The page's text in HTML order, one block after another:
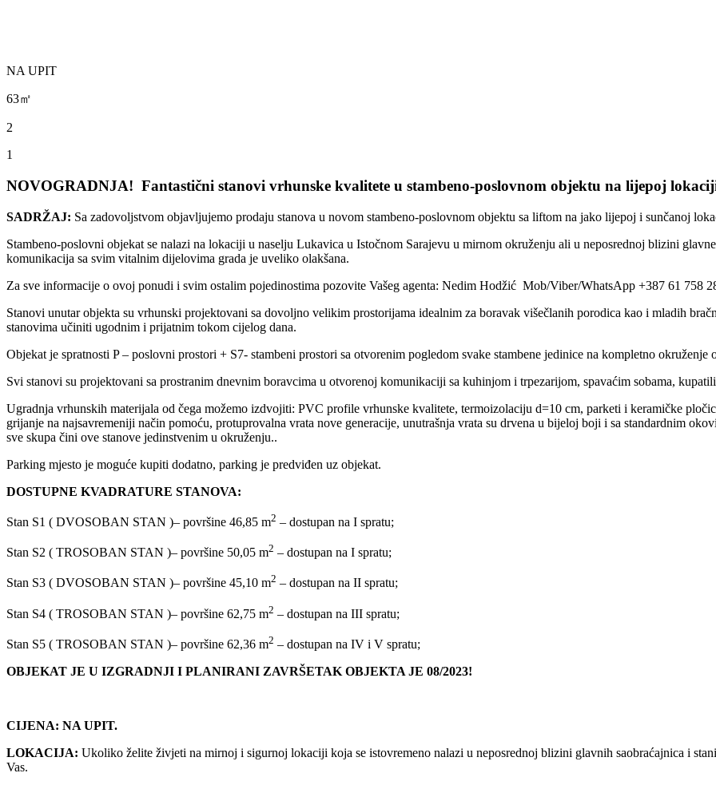
NA UPIT
63㎡
2
1
NOVOGRADNJA! Fantastični stanovi vrhunske kvalitete u stambeno-poslovnom objektu na lijepoj
SADRŽAJ: Sa zadovoljstvom objavljujemo prodaju stanova u novom stambeno-poslovnom objektu sa liftom na jako lijepoj i sunčanoj
Stambeno-poslovni objekat se nalazi na lokaciji u naselju Lukavica u Istočnom Sarajevu u mirnom okruženju ali u neposrednoj blizini
komunikacija sa svim vitalnim dijelovima grada je uveliko olakšana.
Za sve informacije o ovoj ponudi i svim ostalim pojedinostima pozovite Vašeg agenta: Nedim Hodžić Mob/Viber/WhatsApp +387 61 758
Stanovi unutar objekta su vrhunski projektovani sa dovoljno velikim prostorijama idealnim za boravak višečlanih porodica kao i mladih
stanovima učiniti ugodnim i prijatnim tokom cijelog dana.
Objekat je spratnosti P – poslovni prostori + S7- stambeni prostori sa otvorenim pogledom svake stambene jedinice na kompletno okruženje
Svi stanovi su projektovani sa prostranim dnevnim boravcima u otvorenoj komunikaciji sa kuhinjom i trpezarijom, spavaćim sobama,
Ugradnja vrhunskih materijala od čega možemo izdvojiti: PVC profile vrhunske kvalitete, termoizolaciju d=10 cm, parketi i keramičke
grijanje na najsavremeniji način pomoću, protuprovalna vrata nove generacije, unutrašnja vrata su drvena u bijeloj boji i sa standardnim
sve skupa čini ove stanove jedinstvenim u okruženju..
Parking mjesto je moguće kupiti dodatno, parking je predviđen uz objekat.
DOSTUPNE KVADRATURE STANOVA:
Stan S1 ( DVOSOBAN STAN )– površine 46,85 m2 – dostupan na I spratu;
Stan S2 ( TROSOBAN STAN )– površine 50,05 m2 – dostupan na I spratu;
Stan S3 ( DVOSOBAN STAN )– površine 45,10 m2 – dostupan na II spratu;
Stan S4 ( TROSOBAN STAN )– površine 62,75 m2 – dostupan na III spratu;
Stan S5 ( TROSOBAN STAN )– površine 62,36 m2 – dostupan na IV i V spratu;
OBJEKAT JE U IZGRADNJI I PLANIRANI ZAVRŠETAK OBJEKTA JE 08/2023!
CIJENA: NA UPIT.
LOKACIJA: Ukoliko želite živjeti na mirnoj i sigurnoj lokaciji koja se istovremeno nalazi u neposrednoj blizini glavnih saobraćajnica i
Vas.